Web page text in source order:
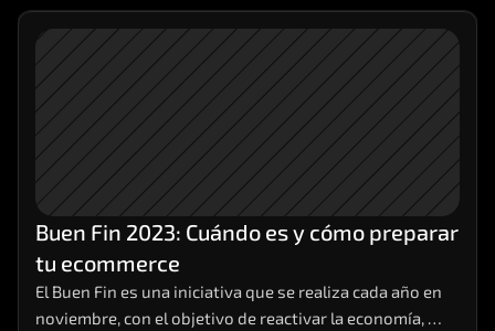
importantes para el éxito de tu negocio. Las economías
unitarias o unit economics son la base sobre la cual
Buen Fin 2023: Cuándo es y cómo preparar
tu ecommerce
El Buen Fin es una iniciativa que se realiza cada año en
noviembre, con el objetivo de reactivar la economía,